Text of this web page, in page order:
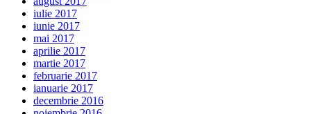
iulie 2017
iunie 2017
mai 2017
aprilie 2017
martie 2017
februarie 2017
ianuarie 2017
decembrie 2016